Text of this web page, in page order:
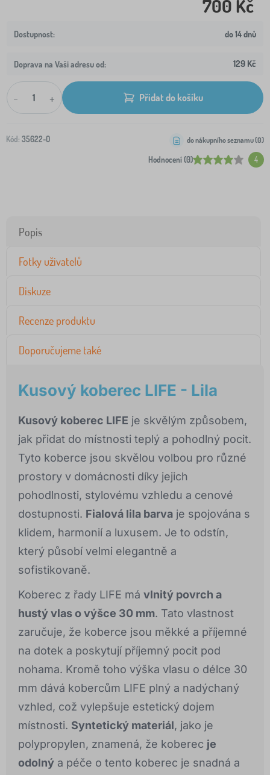
700 Kč
do 14 dnů
Doprava na Vaši adresu od: 129 Kč
- + Přidat do košíku
Kód: 35622-0
Hodnocení (0) 4
do nákupního seznamu (0)
Popis
Fotky uživatelů
Diskuze
Recenze produktu
Doporučujeme také
Kusový koberec LIFE - Lila
Kusový koberec LIFE je skvělým způsobem,
jak přidat do místnosti teplý a pohodlný pocit.
Tyto koberce jsou skvělou volbou pro různé
prostory v domácnosti díky jejich
pohodlnosti, stylovému vzhledu a cenové
dostupnosti. Fialová lila barva je spojována s
klidem, harmonií a luxusem. Je to odstín,
který působí velmi elegantně a
sofistikovaně.
Koberec z řady LIFE má vlnitý povrch a
hustý vlas o výšce 30 mm. Tato vlastnost
zaručuje, že koberce jsou měkké a příjemné
na dotek a poskytují příjemný pocit pod
nohama. Kromě toho výška vlasu o délce 30
mm dává kobercům LIFE plný a nadýchaný
vzhled, což vylepšuje estetický dojem
místnosti. Syntetický materiál, jako je
polypropylen, znamená, že koberec je
odolný a péče o tento koberec je snadná a